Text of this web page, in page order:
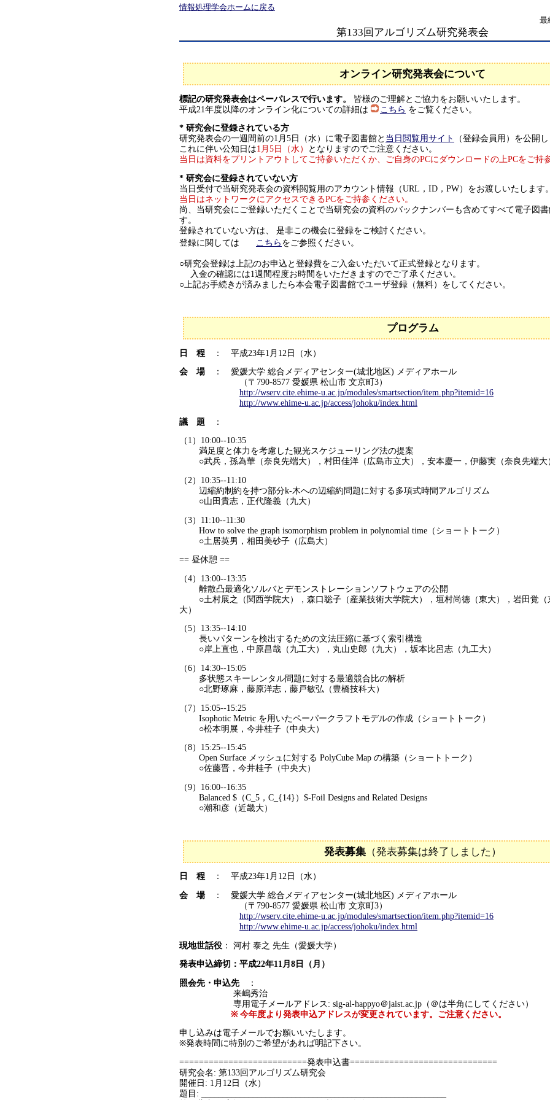
情報処理学会ホームに戻る
最
第133回アルゴリズム研究発表会
オンライン研究発表会について
標記の研究発表会はペーパレスで行います。 皆様のご理解とご協力をお願いいたします。
平成21年度以降のオンライン化についての詳細は
こちら をご覧ください。
* 研究会に登録されている方
研究発表会の一週間前の1月5日（水）に電子図書館と 当日閲覧用サイト
（登録会員用）を公開
これに伴い公知日は1月5日（水）
となりますのでご注意ください。
当日は資料をプリントアウトしてご持参いただくか、ご自身のPCにダウンロードの上PCをご持
* 研究会に登録されていない方
当日受付で当研究発表会の資料閲覧用のアカウント情報（URL，ID，PW）をお渡しいたします
当日はネットワークにアクセスできるPCをご持参ください。
尚、当研究会にご登録いただくことで当研究会の資料のバックナンバーも含めてすべて電子図
す。
登録されていない方は、 是非この機会に登録をご検討ください。
登録に関しては
こちら をご参照ください。
○研究会登録は上記のお申込と登録費をご入金いただいて正式登録となります。
入金の確認には1週間程度お時間をいただきますのでご了承ください。
○上記お手続きが済みましたら本会電子図書館でユーザ登録（無料）をしてください。
プログラム
日 程 ： 平成23年1月12日（水）
会 場： 愛媛大学 総合メディアセンター(城北地区) メディアホール
（〒790-8577 愛媛県 松山市 文京町3）
http://wserv.cite.ehime-u.ac.jp/modules/smartsection/item.php?itemid=16
http://www.ehime-u.ac.jp/access/johoku/index.html
議 題 ：
（1）10:00--10:35
満足度と体力を考慮した観光スケジューリング法の提案
○武兵，孫為華（奈良先端大），村田佳洋（広島市立大），安本慶一，伊藤実（奈良先端大
（2）10:35--11:10
辺縮約制約を持つ部分k-木への辺縮約問題に対する多項式時間アルゴリズム
○山田貴志，正代隆義（九大）
（3）11:10--11:30
How to solve the graph isomorphism problem in polynomial time（ショートトーク）
○土居英男，相田美砂子（広島大）
== 昼休憩 ==
（4）13:00--13:35
離散凸最適化ソルバとデモンストレーションソフトウェアの公開
○土村展之（関西学院大），森口聡子（産業技術大学院大），垣村尚徳（東大），岩田覚（
大）
（5）13:35--14:10
長いパターンを検出するための文法圧縮に基づく索引構造
○岸上直也，中原昌哉（九工大），丸山史郎（九大），坂本比呂志（九工大）
（6）14:30--15:05
多状態スキーレンタル問題に対する最適競合比の解析
○北野琢麻，藤原洋志，藤戸敏弘（豊橋技科大）
（7）15:05--15:25
Isophotic Metric を用いたペーパークラフトモデルの作成（ショートトーク）
○松本明展，今井桂子（中央大）
（8）15:25--15:45
Open Surface メッシュに対する PolyCube Map の構築（ショートトーク）
○佐藤晋，今井桂子（中央大）
（9）16:00--16:35
Balanced $（C_5，C_{14}）$-Foil Designs and Related Designs
○潮和彦（近畿大）
発表募集（発表募集は終了しました）
日 程 ： 平成23年1月12日（水）
会 場： 愛媛大学 総合メディアセンター(城北地区) メディアホール
（〒790-8577 愛媛県 松山市 文京町3）
http://wserv.cite.ehime-u.ac.jp/modules/smartsection/item.php?itemid=16
http://www.ehime-u.ac.jp/access/johoku/index.html
現地世話役 ： 河村 泰之 先生（愛媛大学）
発表申込締切：平成22年11月8日（月）
照会先・申込先：
来嶋秀治
専用電子メールアドレス: sig-al-happyo＠jaist.ac.jp（＠は半角にしてください）
※ 今年度より発表申込アドレスが変更されています。ご注意ください。
申し込みは電子メールでお願いいたします。
※発表時間に特別のご希望があれば明記下さい。
==========================発表申込書==============================
研究会名: 第133回アルゴリズム研究会
開催日: 1月12日（水）
題目: _________________________________________________________